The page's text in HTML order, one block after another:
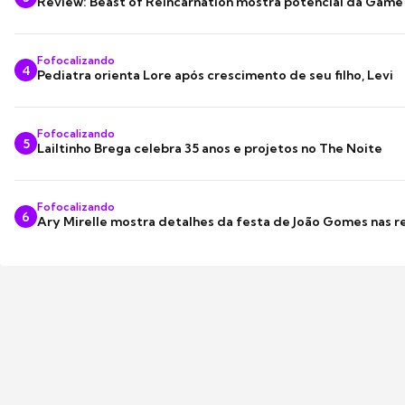
4
Fofocalizando
Pediatra orienta Lore após crescimento de seu filho, Levi
5
Fofocalizando
Lailtinho Brega celebra 35 anos e projetos no The Noite
6
Fofocalizando
Ary Mirelle mostra detalhes da festa de João Gomes nas